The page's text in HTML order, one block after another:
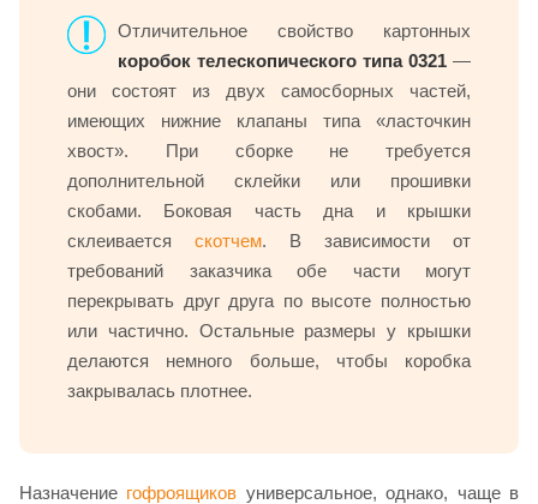
Отличительное свойство картонных
коробок телескопического типа 0321 —
они состоят из двух самосборных частей,
имеющих нижние клапаны типа «ласточкин
хвост». При сборке не требуется
дополнительной склейки или прошивки
скобами. Боковая часть дна и крышки
склеивается скотчем. В зависимости от
требований заказчика обе части могут
перекрывать друг друга по высоте полностью
или частично. Остальные размеры у крышки
делаются немного больше, чтобы коробка
закрывалась плотнее.
Назначение гофроящиков универсальное, однако, чаще в